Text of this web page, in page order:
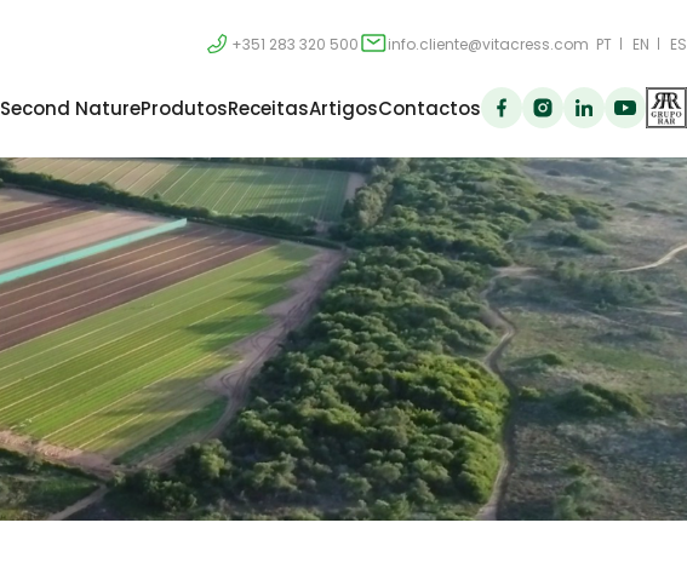
+351 283 320 500 info.cliente@vitacress.com PT EN ES
Second NatureProdutosReceitasArtigosContactos